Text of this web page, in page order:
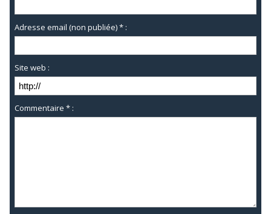
Adresse email (non publiée) * :
Site web :
Commentaire * :